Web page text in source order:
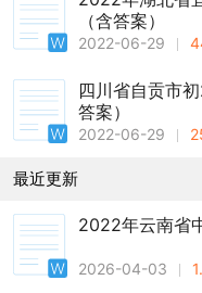
（含答案）
2022-06-29
四川省自贡市
答案）
2022-06-29
最近更新
2022年云南省
2026-04-03